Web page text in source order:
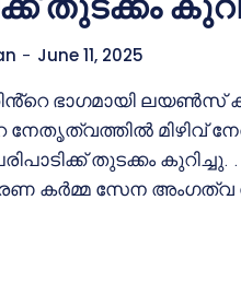
- June 11, 2025
ഭാഗമായി
നേതൃത്വത്തിൽ മിഴിവ്
തുടക്കം കുറിച്ചു. .
കർമ്മ സേന അംഗത്വ